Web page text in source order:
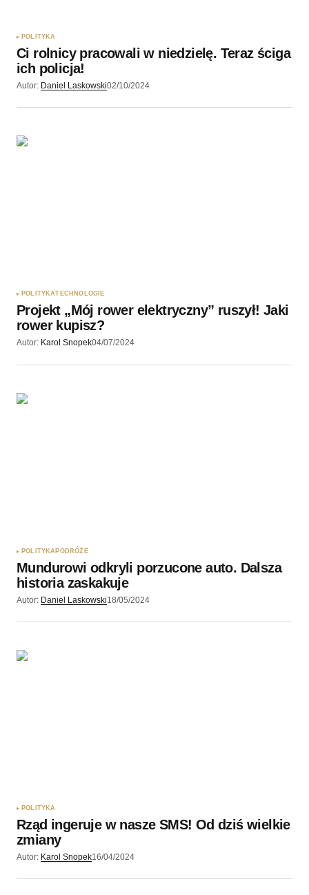
POLITYKA
Ci rolnicy pracowali w niedzielę. Teraz ściga
ich policja!
Autor: Daniel Laskowski02/10/2024
POLITYKATECHNOLOGIE
Projekt „Mój rower elektryczny” ruszył! Jaki
rower kupisz?
Autor: Karol Snopek04/07/2024
POLITYKA PODRÓŻE
Mundurowi odkryli porzucone auto. Dalsza
historia zaskakuje
Autor: Daniel Laskowski18/05/2024
POLITYKA
Rząd ingeruje w nasze SMS! Od dziś wielkie
zmiany
Autor: Karol Snopek16/04/2024